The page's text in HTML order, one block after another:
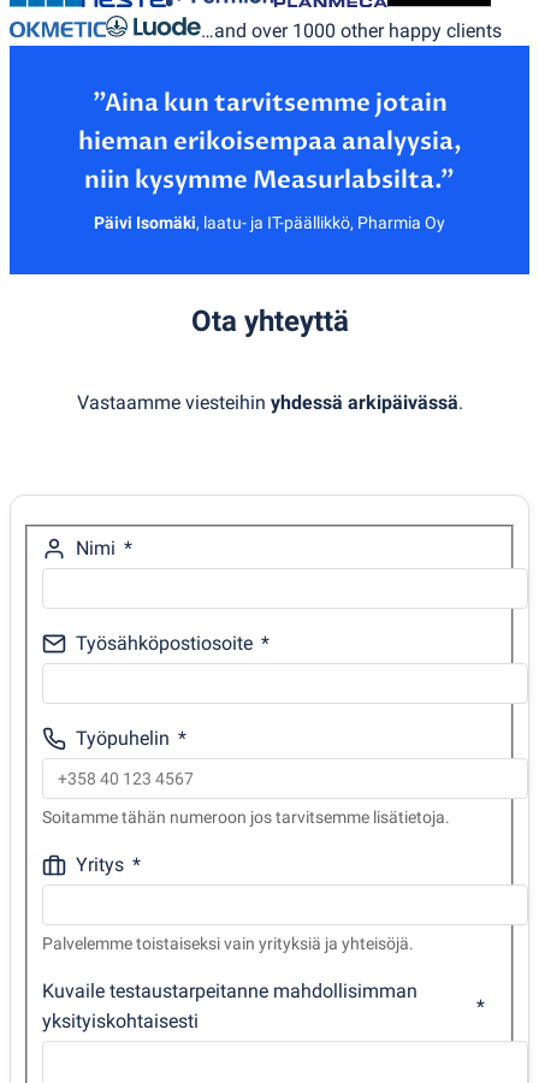
…and over 1000 other happy clients
”Aina kun tarvitsemme jotain
hieman erikoisempaa analyysia,
Päivi Isomäki, laatu- ja IT-päällikkö, Pharmia Oy
Ota yhteyttä
Vastaamme viesteihin yhdessä arkipäivässä.
Nimi
Työsähköpostiosoite
Työpuhelin
Soitamme tähän numeroon jos tarvitsemme lisätietoja.
Yritys
Palvelemme toistaiseksi vain yrityksiä ja yhteisöjä.
Kuvaile testaustarpeitanne mahdollisimman
yksityiskohtaisesti